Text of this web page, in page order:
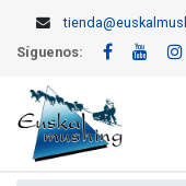
Síguenos: